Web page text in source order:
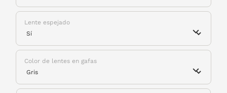
Lente espejado
Color de lentes en gafas